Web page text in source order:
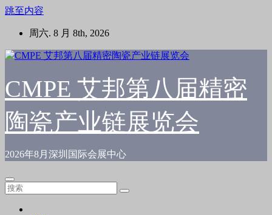
跳至内容
周六. 8 月 8th, 2026
CMPE 艾邦第八届精密
陶瓷产业链展览会
2026年8月深圳国际会展中心